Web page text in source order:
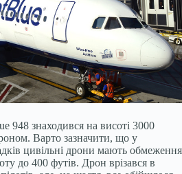
948 знаходився на висоті 3000
Варто зазначити, що у
цивільні дрони мають обмеження
до 400 футів. Дрон врізався в